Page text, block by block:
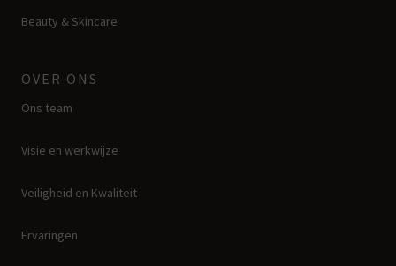
Beauty & Skincare
OVER ONS
Ons team
Visie en werkwijze
Veiligheid en Kwaliteit
Ervaringen